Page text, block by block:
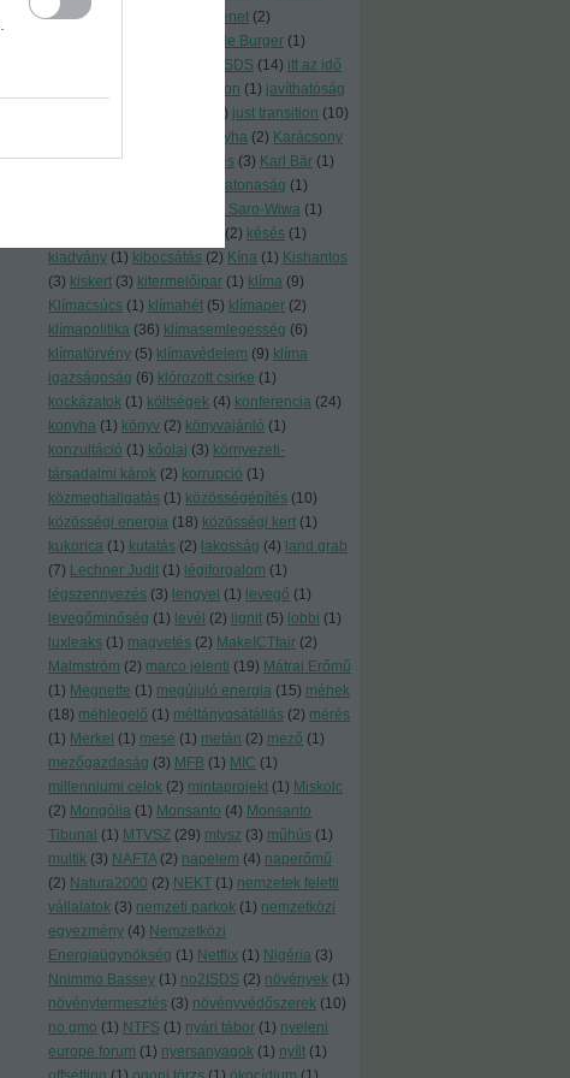
program
igazságosátmenet (2)
Impossible Burger (1)
ISDS (14) itt az idő
járulékoshaszon (1) javíthatóság
) just transition (10)
kályha (2) Karácsony
Gergely (1) karbonsemleges (3) Karl Bär (1)
katonaság (1)
Ken Saro-Wiwa (1)
(2) késés (1)
kiadvány (1) kibocsátás (2) Kína (1) Kishantos
(3) kiskert (3) kitermelőipar (1) klíma (9)
Klímacsúcs (1) klímahét (5) klímaper (2)
klímapolitika (36) klímasemlegesség (6)
klímatörvény (5) klímavédelem (9) klíma
igazságoság (6) klórozott csirke (1)
kockázatok (1) költségek (4) konferencia (24)
konyha (1) könyv (2) könyvajánló (1)
konzultáció (1) kőolaj (3) környezeti-
társadalmi károk (2) korrupció (1)
közmeghallgatás (1) közösségépítés (10)
közösségi energia (18) közösségi kert (1)
kukorica (1) kutatás (2) lakosság (4) land grab
(7) Lechner Judit (1) légiforgalom (1)
légszennyezés (3) lengyel (1) levegő (1)
levegőminőség (1) levél (2) lignit (5) lobbi (1)
luxleaks (1) magvetés (2) MakeICTfair (2)
Malmström (2) marco jelenti (19) Mátrai Erőmű
(1) Megnette (1) megújuló energia (15) méhek
(18) méhlegelő (1) méltányosátállás (2) mérés
(1) Merkel (1) mese (1) metán (2) mező (1)
mezőgazdaság (3) MFB (1) MIC (1)
millenniumi celok (2) mintaprojekt (1) Miskolc
(2) Mongólia (1) Monsanto (4) Monsanto
Tibunal (1) MTVSZ (29) mtvsz (3) műhús (1)
multik (3) NAFTA (2) napelem (4) naperőmű
(2) Natura2000 (2) NEKT (1) nemzetek feletti
vállalatok (3) nemzeti parkok (1) nemzetközi
egyezmény (4) Nemzetközi
Energiaügynökség (1) Netflix (1) Nigéria (3)
Nnimmo Bassey (1) no2ISDS (2) növények (1)
növénytermesztés (3) növényvédőszerek (10)
no gmo (1) NTFS (1) nyári tábor (1) nyeleni
europe forum (1) nyersanyagok (1) nyílt (1)